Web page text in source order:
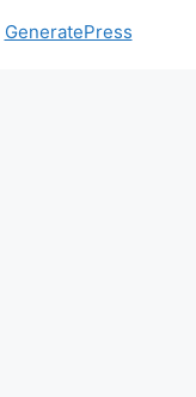
GeneratePress